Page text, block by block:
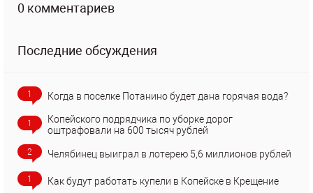
0 комментариев
Последние обсуждения
1 Когда в поселке Потанино будет дана горячая вода?
1
Копейского подрядчика по уборке дорог
оштрафовали на 600 тысяч рублей
2 Челябинец выиграл в лотерею 5,6 миллионов рублей
1 Как будут работать купели в Копейске в Крещение